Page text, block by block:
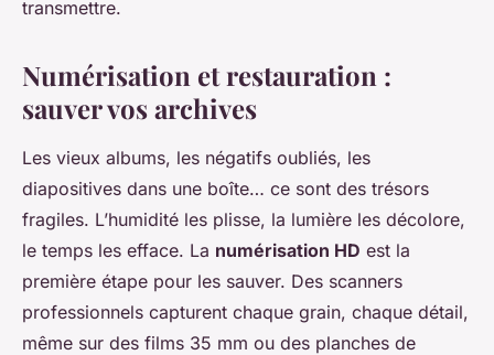
transmettre.
Numérisation et restauration :
sauver vos archives
Les vieux albums, les négatifs oubliés, les
diapositives dans une boîte… ce sont des trésors
fragiles. L’humidité les plisse, la lumière les décolore,
le temps les efface. La numérisation HD est la
première étape pour les sauver. Des scanners
professionnels capturent chaque grain, chaque détail,
même sur des films 35 mm ou des planches de